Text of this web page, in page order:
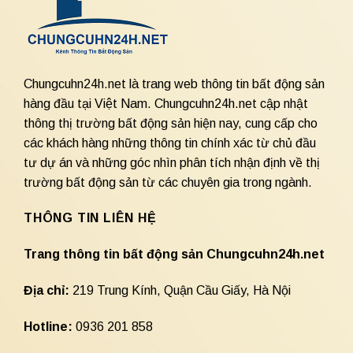
Chungcuhn24h.net là trang web thông tin bất động sản
hàng đầu tại Việt Nam. Chungcuhn24h.net cập nhật
thông thị trường bất động sản hiện nay, cung cấp cho
các khách hàng những thông tin chính xác từ chủ đầu
tư dự án và những góc nhìn phân tích nhận định về thị
trường bất động sản từ các chuyên gia trong ngành.
THÔNG TIN LIÊN HỆ
Trang thông tin bất động sản Chungcuhn24h.net
Địa chỉ: 219 Trung Kính, Quận Cầu Giấy, Hà Nội
Hotline: 0936 201 858